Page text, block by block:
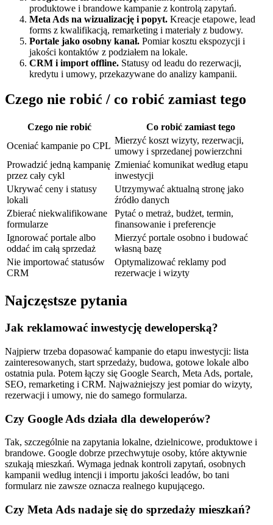
produktowe i brandowe kampanie z kontrolą zapytań.
Meta Ads na wizualizację i popyt. Kreacje etapowe, lead
forms z kwalifikacją, remarketing i materiały z budowy.
Portale jako osobny kanał. Pomiar kosztu ekspozycji i
jakości kontaktów z podziałem na lokale.
CRM i import offline. Statusy od leadu do rezerwacji,
kredytu i umowy, przekazywane do analizy kampanii.
Czego nie robić / co robić zamiast tego
Czego nie robić
Co robić zamiast tego
Oceniać kampanie po CPL
Mierzyć koszt wizyty, rezerwacji,
umowy i sprzedanej powierzchni
Prowadzić jedną kampanię
przez cały cykl
Zmieniać komunikat według etapu
inwestycji
Ukrywać ceny i statusy
lokali
Utrzymywać aktualną stronę jako
źródło danych
Zbierać niekwalifikowane
formularze
Pytać o metraż, budżet, termin,
finansowanie i preferencje
Ignorować portale albo
oddać im całą sprzedaż
Mierzyć portale osobno i budować
własną bazę
Nie importować statusów
CRM
Optymalizować reklamy pod
rezerwacje i wizyty
Najczęstsze pytania
Jak reklamować inwestycję deweloperską?
Najpierw trzeba dopasować kampanie do etapu inwestycji: lista
zainteresowanych, start sprzedaży, budowa, gotowe lokale albo
ostatnia pula. Potem łączy się Google Search, Meta Ads, portale,
SEO, remarketing i CRM. Najważniejszy jest pomiar do wizyty,
rezerwacji i umowy, nie do samego formularza.
Czy Google Ads działa dla deweloperów?
Tak, szczególnie na zapytania lokalne, dzielnicowe, produktowe i
brandowe. Google dobrze przechwytuje osoby, które aktywnie
szukają mieszkań. Wymaga jednak kontroli zapytań, osobnych
kampanii według intencji i importu jakości leadów, bo tani
formularz nie zawsze oznacza realnego kupującego.
Czy Meta Ads nadaje się do sprzedaży mieszkań?